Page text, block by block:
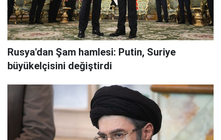
Rusya'dan Şam hamlesi: Putin, Suriye
büyükelçisini değiştirdi